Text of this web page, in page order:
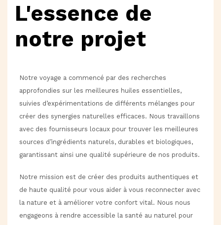
L'essence de
notre projet
Notre voyage a commencé par des recherches
approfondies sur les meilleures huiles essentielles,
suivies d’expérimentations de différents mélanges pour
créer des synergies naturelles efficaces. Nous travaillons
avec des fournisseurs locaux pour trouver les meilleures
sources d’ingrédients naturels, durables et biologiques,
garantissant ainsi une qualité supérieure de nos produits.
Notre mission est de créer des produits authentiques et
de haute qualité pour vous aider à vous reconnecter avec
la nature et à améliorer votre confort vital. Nous nous
engageons à rendre accessible la santé au naturel pour